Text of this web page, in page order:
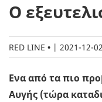
Ο
RED LINE | 2021-12-
Ενα από τα πιο
Αυγής (τώρα